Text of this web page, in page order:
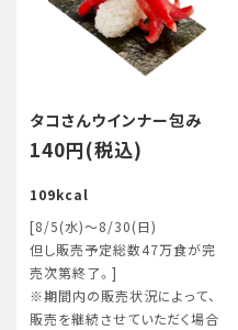
タコさんウインナー包み
140円(税込)
109kcal
[8/5(水)～8/30(日)
但し販売予定総数47万食が完
売次第終了。]
※期間内の販売状況によって、
販売を継続させていただく場合